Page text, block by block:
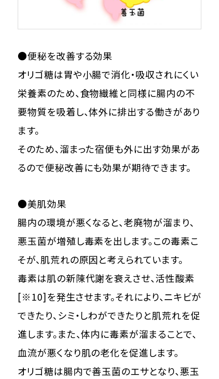
●便秘を改善する効果
オリゴ糖は胃や小腸で消化・吸収されにくい
栄養素のため、食物繊維と同様に腸内の不
要物質を吸着し、体外に排出する働きがあり
ます。
そのため、溜まった宿便も外に出す効果があ
るので便秘改善にも効果が期待できます。
●美肌効果
腸内の環境が悪くなると、老廃物が溜まり、
悪玉菌が増殖し毒素を出します。この毒素こ
そが、肌荒れの原因と考えられています。
毒素は肌の新陳代謝を衰えさせ、活性酸素
[※10]を発生させます。それにより、ニキビが
できたり、シミ・しわができたりと肌荒れを促
進します。また、体内に毒素が溜まることで、
血流が悪くなり肌の老化を促進します。
オリゴ糖は腸内で善玉菌のエサとなり、悪玉